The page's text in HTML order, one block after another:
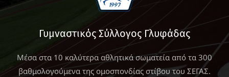
Γυμναστικός Σύλλογος Γλυφάδας
Μέσα στα 10 καλύτερα αθλητικά σωματεία από τα 300
βαθμολογούμενα της ομοσπονδίας στίβου του ΣΕΓΑΣ.